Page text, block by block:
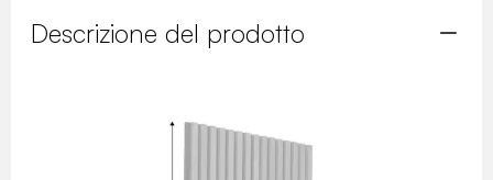
Descrizione del prodotto